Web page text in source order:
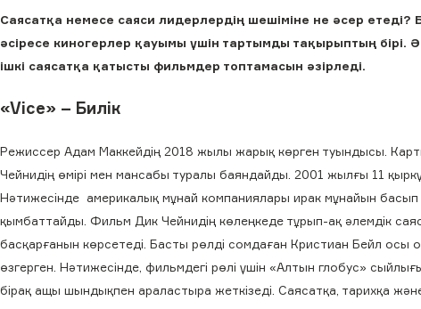
Саясатқа немесе саяси лидерлердің шешіміне не әсер
әсіресе киногерлер қауымы үшін тартымды тақырыптың бірі.
ішкі саясатқа қатысты фильмдер топтамасын әзірледі.
«Vice» – Билік
Режиссер Адам Маккейдің 2018 жылы жарық көрген туындысы.
Чейнидің өмірі мен мансабы туралы баяндайды. 2001 жылғы 11
Нәтижесінде америкалық мұнай компаниялары ирак мұнайын
қымбаттайды. Фильм Дик Чейнидің көлеңкеде тұрып-ақ әлемдік
басқарғанын көрсетеді. Басты рөлді сомдаған Кристиан Бейл
өзгерген. Нәтижесінде, фильмдегі рөлі үшін «Алтын глобус»
бірақ ащы шындықпен араластыра жеткізеді. Саясатқа, тарихқа